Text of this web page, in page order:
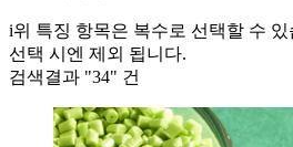
i위 특징 항목은 복수로 선택할 수
선택 시엔 제외 됩니다.
검색결과 "34" 건